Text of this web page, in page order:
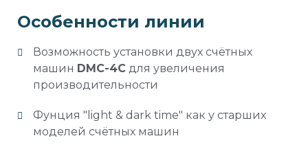
Особенности линии
Возможность установки двух счётных
машин DMC-4Cдля увеличения
производительности
Фунция "light & dark time" как у старших
моделей счётных машин